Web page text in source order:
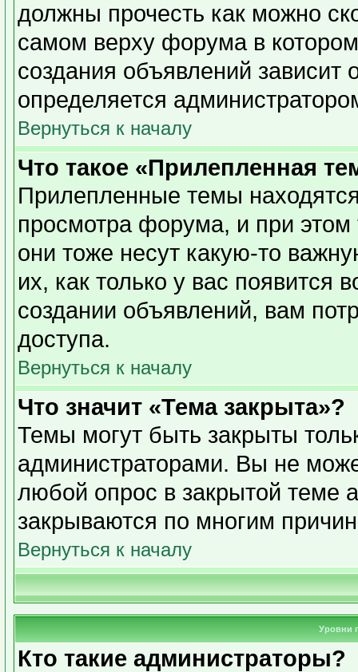
должны прочесть как можно
самом верху форума в
создания объявлений зависит
определяется
Вернуться к началу
Что такое «Прилепленная
Прилепленные темы
просмотра форума, и при
они тоже несут какую-то
их, как только у вас появится
создании объявлений, вам
доступа.
Вернуться к началу
Что значит «Тема закрыта»?
Темы могут быть закрыты
администраторами. Вы не
любой опрос в закрытой теме
закрываются по многим
Вернуться к началу
Уровни
Кто такие администраторы?